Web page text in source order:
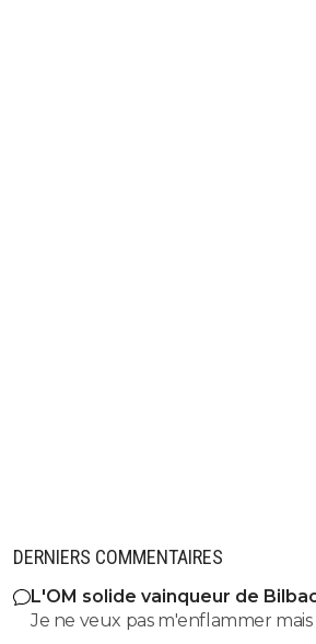
DERNIERS COMMENTAIRES
L'OM solide vainqueur de
Je ne veux pas m'enflammer